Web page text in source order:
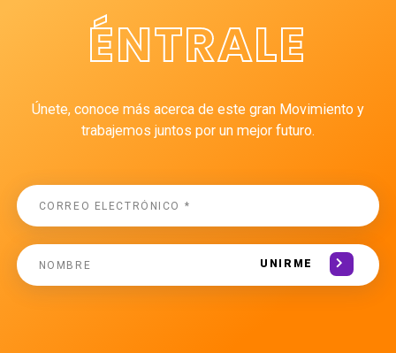
ÉNTRALE
Únete, conoce más acerca de este gran Movimiento y
trabajemos juntos por un mejor futuro.
UNIRME